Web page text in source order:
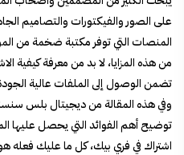
على الصور والفيكتورات والتصاميم
المنصات التي توفر مكتبة ضخمة من
من هذه المزايا، لا بد من معرفة كيفية
تضمن الوصول إلى الملفات عالية
وفي هذه المقالة من ديجيتال بلس
توضيح أهم الفوائد التي يحصل عليها
اشتراك في فري بيك، كل ما عليك فعله